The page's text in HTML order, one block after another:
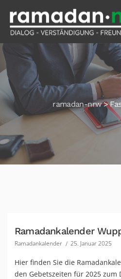
ramadan-nrw>
Ramadankalender
Ramadankalender 25. Januar 2025
Hier finden Sie die
den Gebetszeiten für 2025 zum